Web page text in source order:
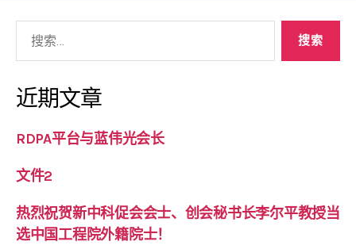
近期文章
RDPA平台与蓝伟光会长
文件2
热烈祝贺新中科促会会士、创会秘书长李尔平教授当
选中国工程院外籍院士！